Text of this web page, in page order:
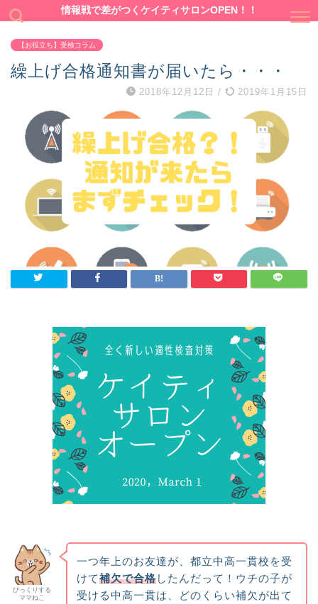
情報戦で差がつくケイティサロンOPEN！！
【お役立ち】受検コラム
繰上げ合格通知書が届いたら・・・
2018年12月12日 / 2019年1月15日
びっくりする
ママねこ
一つ年上のお友達が、都立中高一貫校を受
けて補欠で合格したんだって！ウチの子が
受ける中高一貫は、どのくらい補欠が出て